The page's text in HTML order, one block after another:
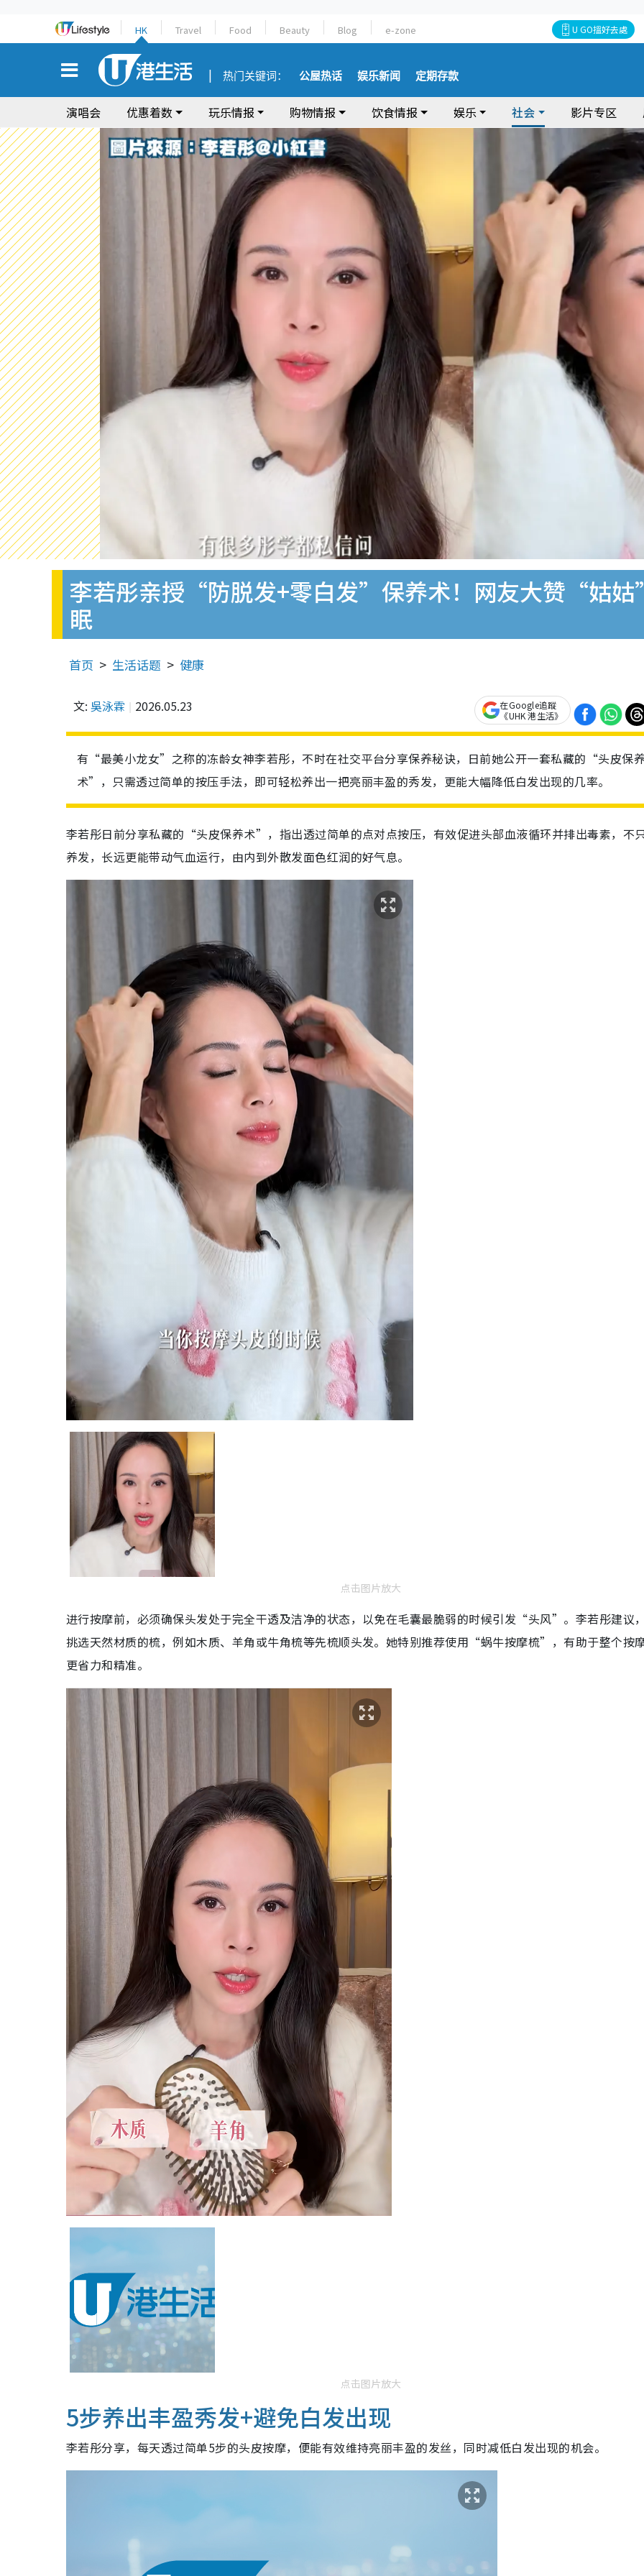
HK Travel Food Beauty Blog e-zone U GO搵好去處
热门关键词： 公屋热话 娱乐新闻 定期存款
演唱会 优惠着数 玩乐情报 购物情报 饮食情报 娱乐 社会 影片专区
李若彤亲授“防脱发+零白发”保养术！网友大赞“姑姑
眠
首页 生活话题 健康
文: 吳泳霖 2026.05.23
在Google追蹤
《UHK 港生活》
有“最美小龙女”之称的冻龄女神李若彤，不时在社交平台分享保养秘诀，日前她公开一套私藏的“头皮保养
术”，只需透过简单的按压手法，即可轻松养出一把亮丽丰盈的秀发，更能大幅降低白发出现的几率。
李若彤日前分享私藏的“头皮保养术”，指出透过简单的点对点按压，有效促进头部血液循环并排出毒素，不
养发，长远更能带动气血运行，由内到外散发面色红润的好气息。
点击图片放大
进行按摩前，必须确保头发处于完全干透及洁净的状态，以免在毛囊最脆弱的时候引发“头风”。李若彤建议
挑选天然材质的梳，例如木质、羊角或牛角梳等先梳顺头发。她特别推荐使用“蜗牛按摩梳”，有助于整个按
更省力和精准。
点击图片放大
5步养出丰盈秀发+避免白发出现
李若彤分享，每天透过简单5步的头皮按摩，便能有效维持亮丽丰盈的发丝，同时减低白发出现的机会。